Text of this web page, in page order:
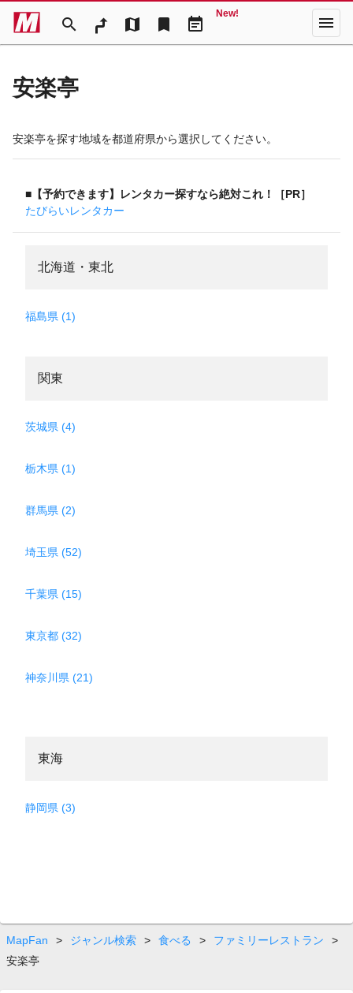
search map bookmark event_note
New! menu
安楽亭
安楽亭を探す地域を都道府県から選択してください。
■【予約できます】レンタカー探すなら絶対これ！［PR］
たびらいレンタカー
北海道・東北
福島県 (1)
関東
茨城県 (4)
栃木県 (1)
群馬県 (2)
埼玉県 (52)
千葉県 (15)
東京都 (32)
神奈川県 (21)
東海
静岡県 (3)
MapFan > ジャンル検索 > 食べる > ファミリーレストラン
>
安楽亭